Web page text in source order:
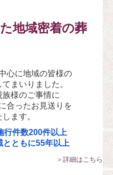
地域密着の葬
心に地域の皆様の
まいりました。
様のご事情に
合ったお見送りを
します。
行件数200件以上
とともに55年以上
＞詳細はこちら